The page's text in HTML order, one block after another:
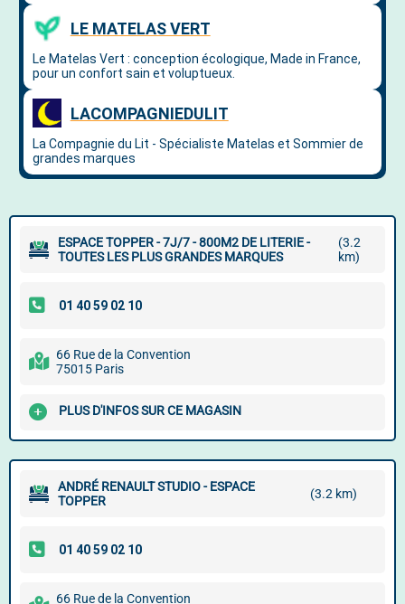
ESPACE TOPPER - 7J/7 - 800M2 DE LITERIE -
TOUTES LES PLUS GRANDES MARQUES
(3.2
km)
66 Rue de la Convention
75015 Paris
PLUS D'INFOS SUR CE MAGASIN
ANDRÉ RENAULT STUDIO - ESPACE
TOPPER
(3.2 km)
66 Rue de la Convention